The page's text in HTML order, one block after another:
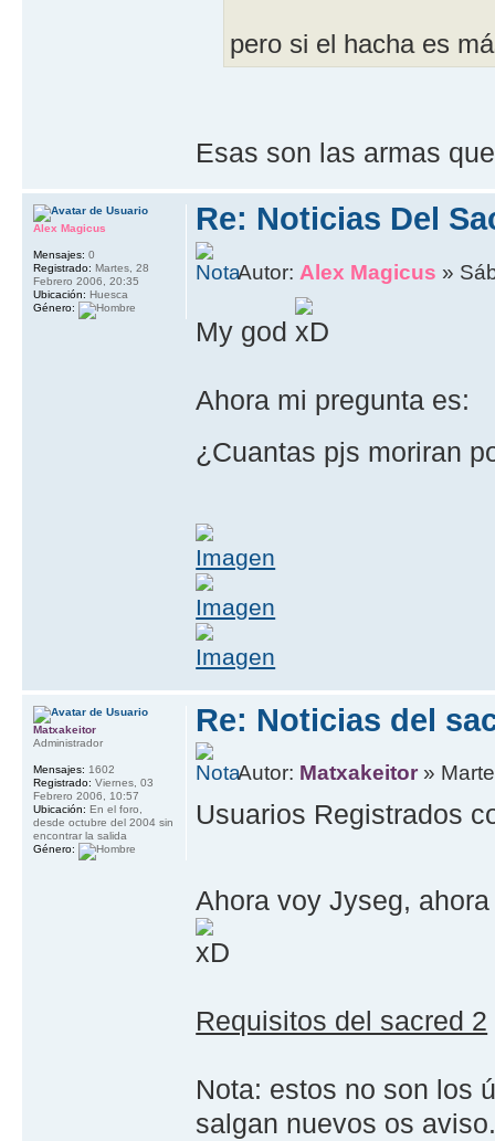
pero si el hacha es
Esas son las armas
Re: Noticias Del
Autor: Alex Magicus »
My god
Ahora mi pregunta es:
¿Cuantas pjs moriran
Alex Magicus
Mensajes: 0
Registrado: Martes, 28
Febrero 2006, 20:35
Ubicación: Huesca
Género:
Re: Noticias del
Autor: Matxakeitor »
Usuarios Registrados
Ahora voy Jyseg,
Requisitos del sacred 2
Nota: estos no son los
salgan nuevos os
Matxakeitor
Administrador
Mensajes: 1602
Registrado: Viernes, 03
Febrero 2006, 10:57
Ubicación: En el foro,
desde octubre del 2004 sin
encontrar la salida
Género: